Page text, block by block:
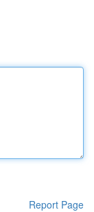
Report Page